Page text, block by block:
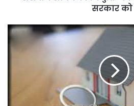
सरकार को
होम
आइसोलेशन
की
संख्या-